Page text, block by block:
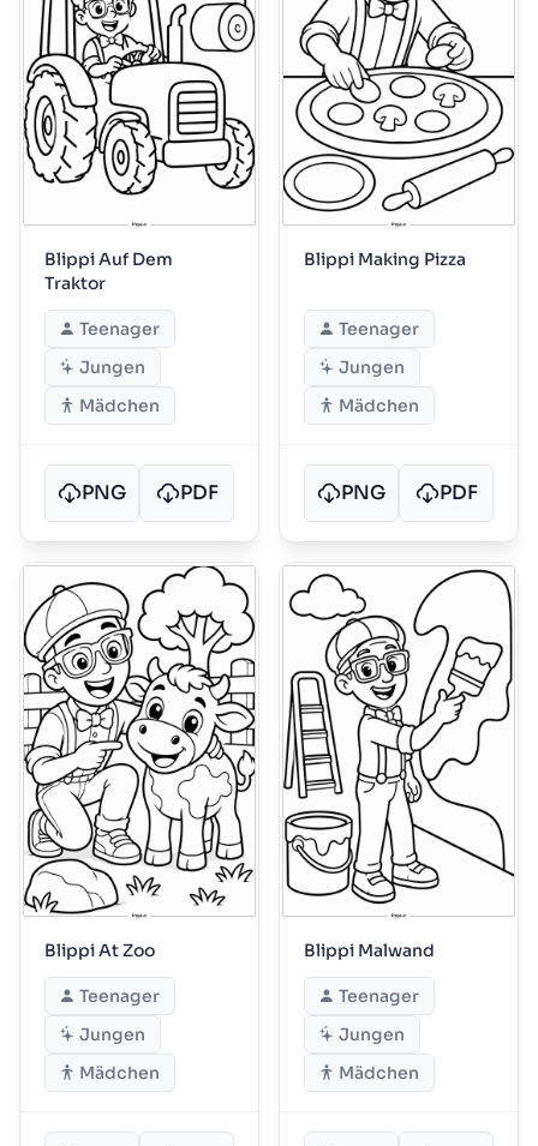
Blippi Auf Dem
Traktor
Teenager
Jungen
Mädchen
PNG PDF
Blippi Making Pizza
Teenager
Jungen
Mädchen
PNG PDF
Blippi At Zoo
Teenager
Jungen
Mädchen
Blippi Malwand
Teenager
Jungen
Mädchen